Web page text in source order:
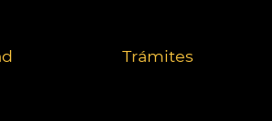
Trámites